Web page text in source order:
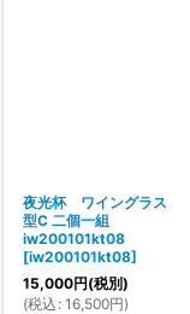
夜光杯 ワイングラス
型C 二個一組
iw200101kt08
[iw200101kt08]
15,000円(税別)
(税込 : 16,500円)